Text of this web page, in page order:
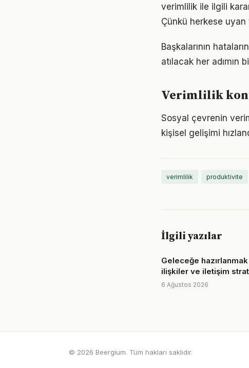
verimlilik ile ilgili
Çünkü herkese
Başkalarının
atılacak her adımın
Verimlilik
Sosyal çevrenin
kişisel gelişimi
verimlilik produktivite
İlgili yazılar
Geleceğe
ilişkiler ve iletişim
6 Ağustos 2026
© 2026 Beergium. Tüm hakları saklıdır.